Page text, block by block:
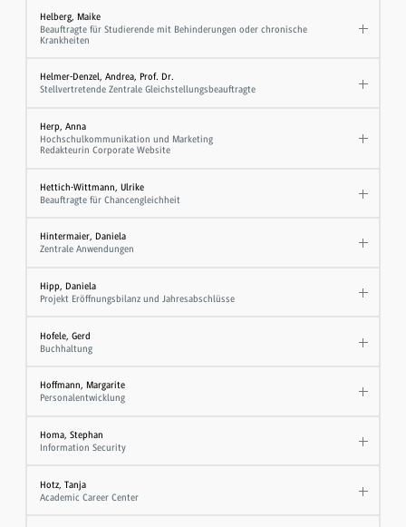
Helberg, Maike
Beauftragte für Studierende mit Behinderungen oder chronische
Krankheiten
Helmer-Denzel, Andrea, Prof. Dr.
Stellvertretende Zentrale Gleichstellungsbeauftragte
Herp, Anna
Hochschulkommunikation und Marketing
Redakteurin Corporate Website
Hettich-Wittmann, Ulrike
Beauftragte für Chancengleichheit
Hintermaier, Daniela
Zentrale Anwendungen
Hipp, Daniela
Projekt Eröffnungsbilanz und Jahresabschlüsse
Hofele, Gerd
Buchhaltung
Hoffmann, Margarite
Personalentwicklung
Homa, Stephan
Information Security
Hotz, Tanja
Academic Career Center